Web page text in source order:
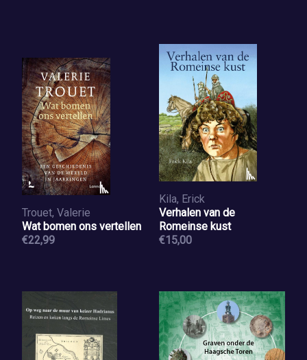
Trouet, Valerie
Wat bomen ons vertellen
€22,99
Kila, Erick
Verhalen van de
Romeinse kust
€15,00